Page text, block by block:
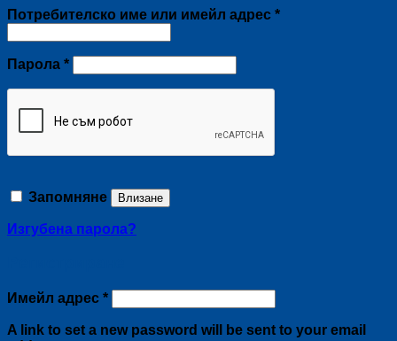
Потребителско име или имейл адрес *Задължително
Парола *Задължително
Запомняне Влизане
Изгубена парола?
Имейл адрес *Задължително
A link to set a new password will be sent to your email